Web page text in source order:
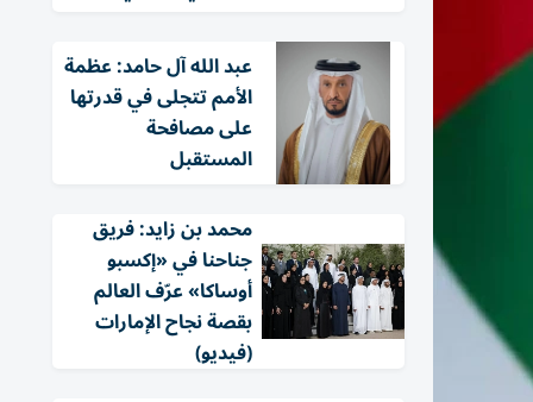
عبد الله آل حامد: عظمة
الأمم تتجلى في قدرتها
على مصافحة
المستقبل
محمد بن زايد: فريق
جناحنا في «إكسبو
أوساكا» عرّف العالم
بقصة نجاح الإمارات
(فيديو)